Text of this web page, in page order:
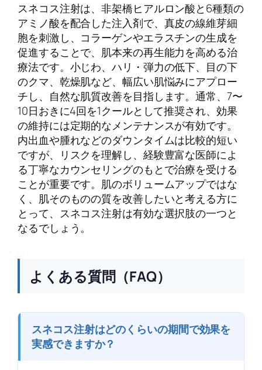
スネコス注射は、非架橋ヒアルロン酸と6種類の
アミノ酸を配合した注入剤で、真皮の線維芽細
胞を刺激し、コラーゲンやエラスチンの生成を
促進することで、肌本来の再生能力を高める治
療法です。小じわ、ハリ・弾力の低下、目の下
のクマ、乾燥肌など、幅広い肌悩みにアプロー
チし、自然な肌質改善を目指します。通常、7〜
10日おきに4回を1クールとして推奨され、効果
の維持には定期的なメンテナンスが有効です。
内出血や腫れなどのダウンタイムは比較的短い
ですが、リスクを理解し、経験豊富な医師によ
る丁寧なカウンセリングのもとで治療を受ける
ことが重要です。肌のボリュームアップではな
く、肌そのものの質を改善したいと考える方に
とって、スネコス注射は有効な選択肢の一つと
なるでしょう。
よくある質問（FAQ）
スネコス注射はどのくらいの期間で効果を
実感できますか？